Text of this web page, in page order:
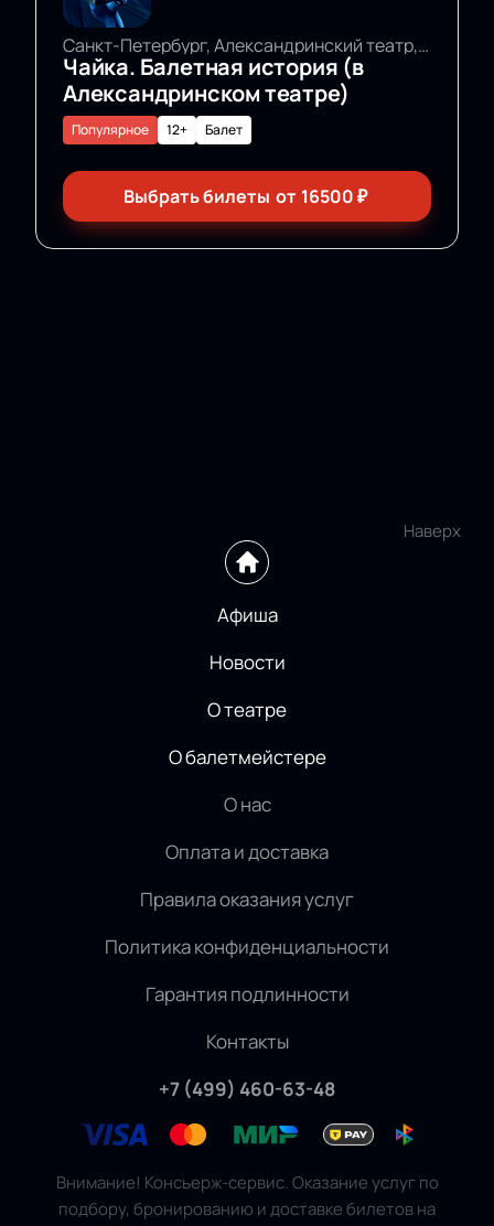
Санкт-Петербург, Александринский театр, Основная сцена
Чайка. Балетная история (в
Александринском театре)
12+ Балет
Популярное
Выбрать билеты от 16500₽
Наверх
Афиша
Новости
О театре
О балетмейстере
О нас
Оплата и доставка
Правила оказания услуг
Политика конфиденциальности
Гарантия подлинности
Контакты
+7 (499) 460-63-48
Внимание! Консьерж-сервис. Оказание услуг по
подбору, бронированию и доставке билетов на